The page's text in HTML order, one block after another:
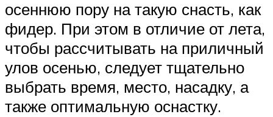
осеннюю пору на такую снасть, как
фидер. При этом в отличие от лета,
чтобы рассчитывать на приличный
улов осенью, следует тщательно
выбрать время, место, насадку, а
также оптимальную оснастку.